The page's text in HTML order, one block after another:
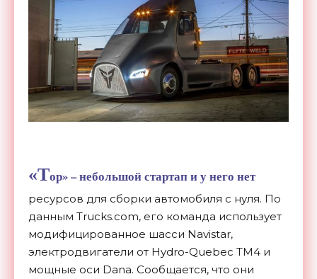
«Тор» – небольшой стартап и у него нет
ресурсов для сборки автомобиля с нуля. По
данным Trucks.com, его команда использует
модифицированное шасси Navistar,
электродвигатели от Hydro-Quebec TM4 и
мощные оси Dana. Сообщается, что они